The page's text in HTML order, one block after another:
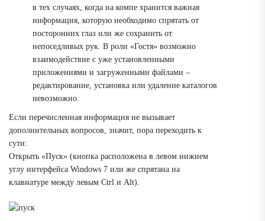
в тех случаях, когда на компе хранится важная
информация, которую необходимо спрятать от
посторонних глаз или же сохранить от
непоседливых рук. В роли «Гостя» возможно
взаимодействие с уже установленными
приложениями и загруженными файлами –
редактирование, установка или удаление каталогов
невозможно.
Если перечисленная информация не вызывает
дополнительных вопросов, значит, пора переходить к
сути:
Открыть «Пуск» (кнопка расположена в левом нижнем
углу интерфейса Windows 7 или же спрятана на
клавиатуре между левым Ctrl и Alt).